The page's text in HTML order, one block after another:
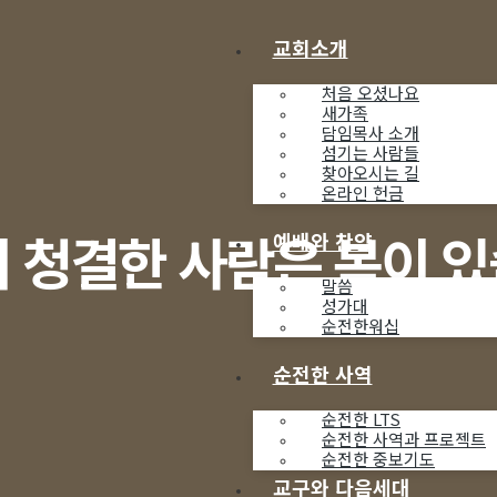
교회소개
처음 오셨나요
새가족
담임목사 소개
섬기는 사람들
찾아오시는 길
온라인 헌금
예배와 찬양
말씀
성가대
순전한워십
순전한 사역
순전한 LTS
순전한 사역과 프로젝트
순전한 중보기도
교구와 다음세대
청결한 사람은 복이